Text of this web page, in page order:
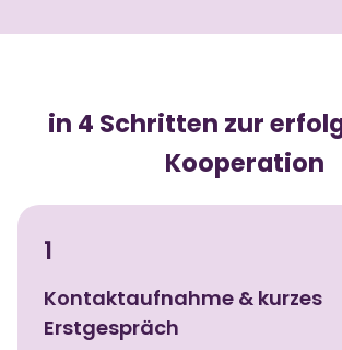
in 4 Schritten zur
Kooperation
1
Kontaktaufnahme & kurzes
Erstgespräch